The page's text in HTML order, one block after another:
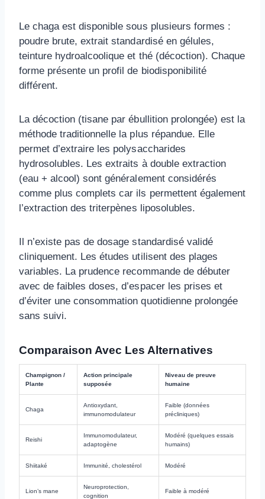
Le chaga est disponible sous plusieurs formes :
poudre brute, extrait standardisé en gélules,
teinture hydroalcoolique et thé (décoction). Chaque
forme présente un profil de biodisponibilité
différent.
La décoction (tisane par ébullition prolongée) est la
méthode traditionnelle la plus répandue. Elle
permet d’extraire les polysaccharides
hydrosolubles. Les extraits à double extraction
(eau + alcool) sont généralement considérés
comme plus complets car ils permettent également
l’extraction des triterpènes liposolubles.
Il n’existe pas de dosage standardisé validé
cliniquement. Les études utilisent des plages
variables. La prudence recommande de débuter
avec de faibles doses, d’espacer les prises et
d’éviter une consommation quotidienne prolongée
sans suivi.
Comparaison Avec Les Alternatives
Champignon /
Plante
Action principale
supposée
Niveau de preuve
humaine
Chaga
Antioxydant,
immunomodulateur
Faible (données
précliniques)
Reishi
Immunomodulateur,
adaptogène
Modéré (quelques essais
humains)
Shiitaké Immunité, cholestérol Modéré
Lion’s mane
Neuroprotection,
cognition
Faible à modéré